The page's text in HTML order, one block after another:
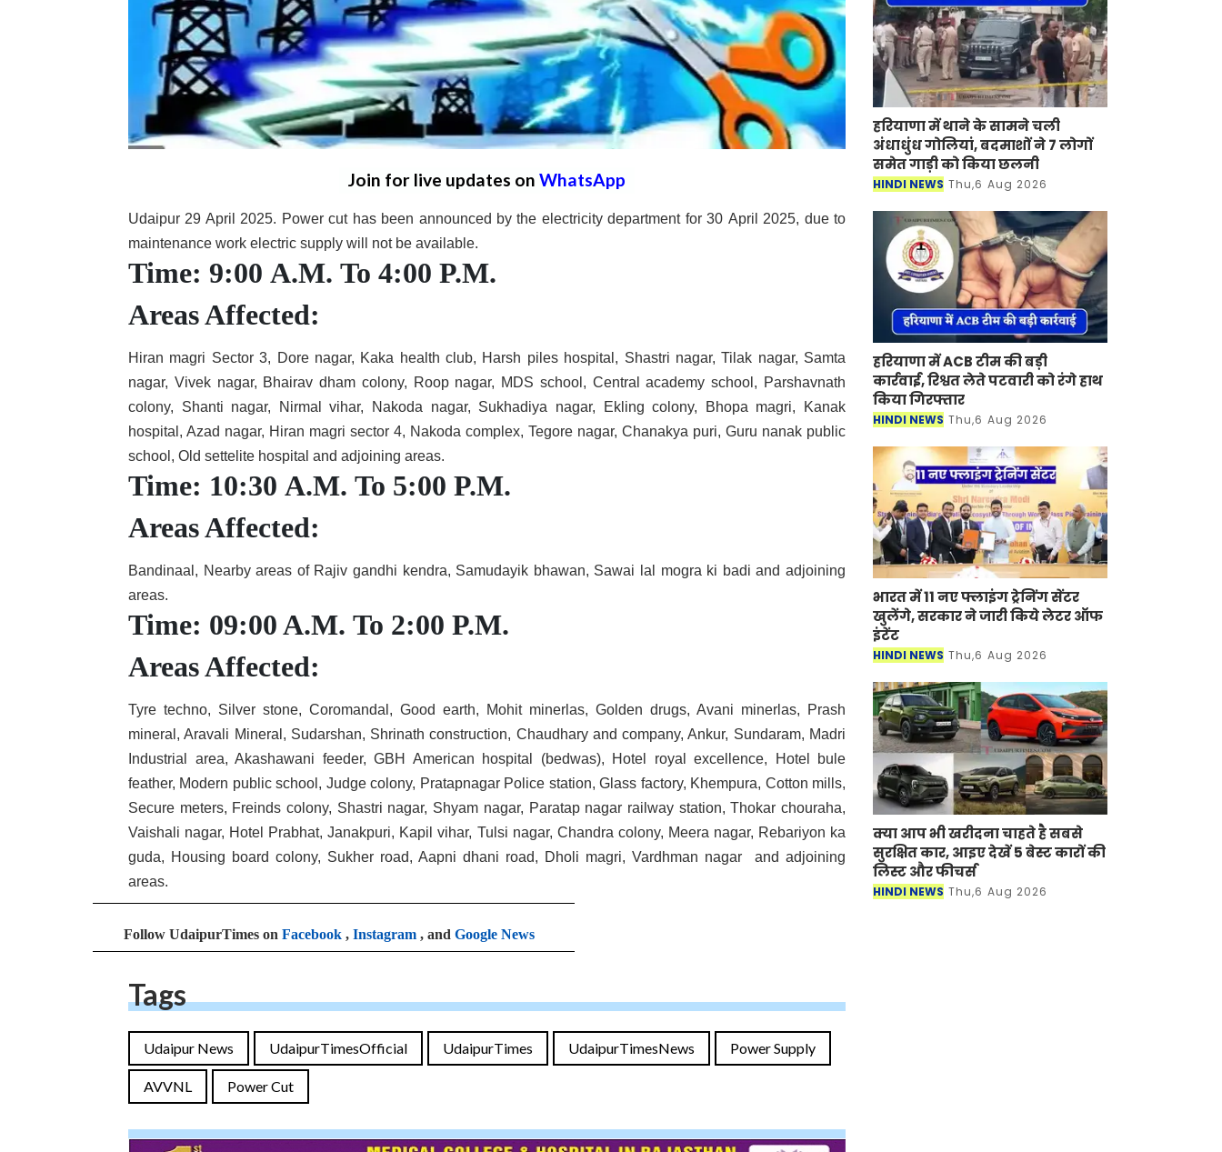
Join for live updates on WhatsApp
Udaipur 29 April 2025. Power cut has been announced by the electricity department for 30 April 2025, due to
maintenance work electric supply will not be available.
Time: 9:00 A.M. To 4:00 P.M.
Areas Affected:
Hiran magri Sector 3, Dore nagar, Kaka health club, Harsh piles hospital, Shastri nagar, Tilak nagar, Samta
nagar, Vivek nagar, Bhairav dham colony, Roop nagar, MDS school, Central academy school, Parshavnath
colony, Shanti nagar, Nirmal vihar, Nakoda nagar, Sukhadiya nagar, Ekling colony, Bhopa magri, Kanak
hospital, Azad nagar, Hiran magri sector 4, Nakoda complex, Tegore nagar, Chanakya puri, Guru nanak public
school, Old settelite hospital and adjoining areas.
Time: 10:30 A.M. To 5:00 P.M.
Areas Affected:
Bandinaal, Nearby areas of Rajiv gandhi kendra, Samudayik bhawan, Sawai lal mogra ki badi and adjoining
areas.
Time: 09:00 A.M. To 2:00 P.M.
Areas Affected:
Tyre techno, Silver stone, Coromandal, Good earth, Mohit minerlas, Golden drugs, Avani minerlas, Prash
mineral, Aravali Mineral, Sudarshan, Shrinath construction, Chaudhary and company, Ankur, Sundaram, Madri
Industrial area, Akashawani feeder, GBH American hospital (bedwas), Hotel royal excellence, Hotel bule
feather, Modern public school, Judge colony, Pratapnagar Police station, Glass factory, Khempura, Cotton mills,
Secure meters, Freinds colony, Shastri nagar, Shyam nagar, Paratap nagar railway station, Thokar chouraha,
Vaishali nagar, Hotel Prabhat, Janakpuri, Kapil vihar, Tulsi nagar, Chandra colony, Meera nagar, Rebariyon ka
guda, Housing board colony, Sukher road, Aapni dhani road, Dholi magri, Vardhman nagar and adjoining
areas.
Follow UdaipurTimes on Facebook , Instagram , and Google News
Tags
Udaipur News UdaipurTimesOfficial UdaipurTimes UdaipurTimesNews Power Supply
AVVNL Power Cut
हरियाणा में थाने के सामने चली
अंधाधुंध गोलियां, बदमाशों ने 7 लोगों
समेत गाड़ी को किया छलनी
HINDI NEWS Thu,6 Aug 2026
हरियाणा में ACB टीम की बड़ी
कार्रवाई, रिश्वत लेते पटवारी को रंगे हाथ
किया गिरफ्तार
HINDI NEWS Thu,6 Aug 2026
भारत में 11 नए फ्लाइंग ट्रेनिंग सेंटर
खुलेंगे, सरकार ने जारी किये लेटर ऑफ
इंटेंट
HINDI NEWS Thu,6 Aug 2026
क्या आप भी खरीदना चाहते है सबसे
सुरक्षित कार, आइए देखें 5 बेस्ट कारों की
लिस्ट और फीचर्स
HINDI NEWS Thu,6 Aug 2026